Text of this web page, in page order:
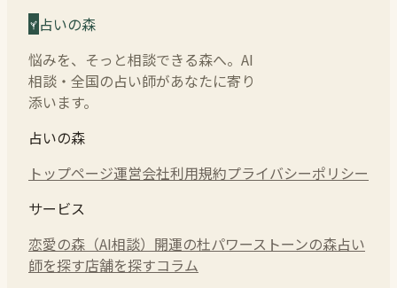
占いの森
悩みを、そっと相談できる森へ。AI
相談・全国の占い師があなたに寄り
添います。
占いの森
トップページ運営会社利用規約プライバシーポリシー
サービス
恋愛の森（AI相談） 開運の杜パワーストーンの森占い
師を探す店舗を探すコラム